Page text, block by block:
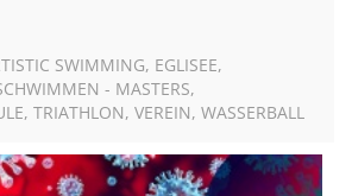
SWIMMING EGLISEE
- MASTERS
TRIATHLON VEREIN WASSERBALL